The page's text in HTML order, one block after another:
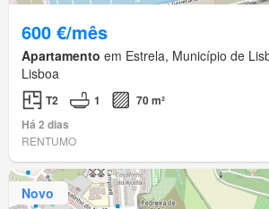
600 €/mês
Apartamento em Estrela, Município de
Lisboa
T2 1
70 m²
Há 2 dias
RENTUMO
Novo